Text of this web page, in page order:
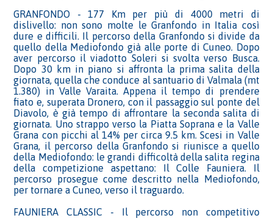
GRANFONDO - 177 Km per più di 4000 metri di
dislivello: non sono molte le Granfondo in Italia così
dure e difficili. Il percorso della Granfondo si divide da
quello della Mediofondo già alle porte di Cuneo. Dopo
aver percorso il viadotto Soleri si svolta verso Busca.
Dopo 30 km in piano si affronta la prima salita della
giornata, quella che conduce al santuario di Valmala (mt
1.380) in Valle Varaita. Appena il tempo di prendere
fiato e, superata Dronero, con il passaggio sul ponte del
Diavolo, è già tempo di affrontare la seconda salita di
giornata. Uno strappo verso la Piatta Soprana e la Valle
Grana con picchi al 14% per circa 9.5 km. Scesi in Valle
Grana, il percorso della Granfondo si riunisce a quello
della Mediofondo: le grandi difficoltà della salita regina
della competizione aspettano: Il Colle Fauniera. Il
percorso prosegue come descritto nella Mediofondo,
per tornare a Cuneo, verso il traguardo.
FAUNIERA CLASSIC - Il percorso non competitivo